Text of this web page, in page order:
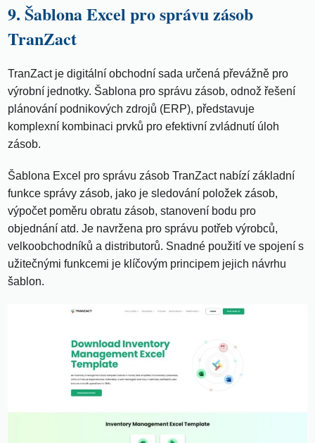
9. Šablona Excel pro správu zásob
TranZact
TranZact je digitální obchodní sada určená převážně pro
výrobní jednotky. Šablona pro správu zásob, odnož řešení
plánování podnikových zdrojů (ERP), představuje
komplexní kombinaci prvků pro efektivní zvládnutí úloh
zásob.
Šablona Excel pro správu zásob TranZact nabízí základní
funkce správy zásob, jako je sledování položek zásob,
výpočet poměru obratu zásob, stanovení bodu pro
objednání atd. Je navržena pro správu potřeb výrobců,
velkoobchodníků a distributorů. Snadné použití ve spojení s
užitečnými funkcemi je klíčovým principem jejich návrhu
šablon.